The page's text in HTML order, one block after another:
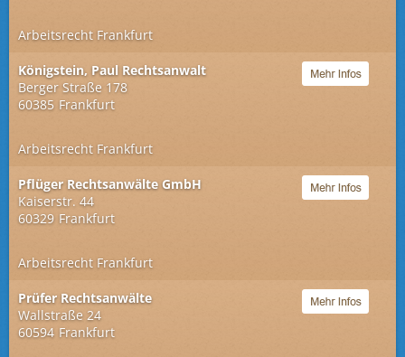
Arbeitsrecht Frankfurt
Königstein, Paul Rechtsanwalt
Berger Straße 178
60385 Frankfurt
Arbeitsrecht Frankfurt
Pflüger Rechtsanwälte GmbH
Kaiserstr. 44
60329 Frankfurt
Arbeitsrecht Frankfurt
Prüfer Rechtsanwälte
Wallstraße 24
60594 Frankfurt